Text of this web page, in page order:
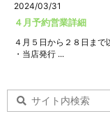
2024/03/31
４月予約営業詳細
４月５日から２８日まで
・当店発行 ...